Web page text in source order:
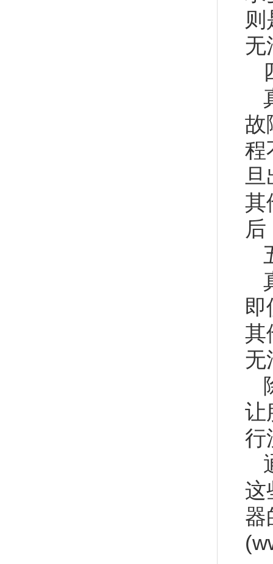
无
故
程
旦
其
即
其
无
让
行
这
器